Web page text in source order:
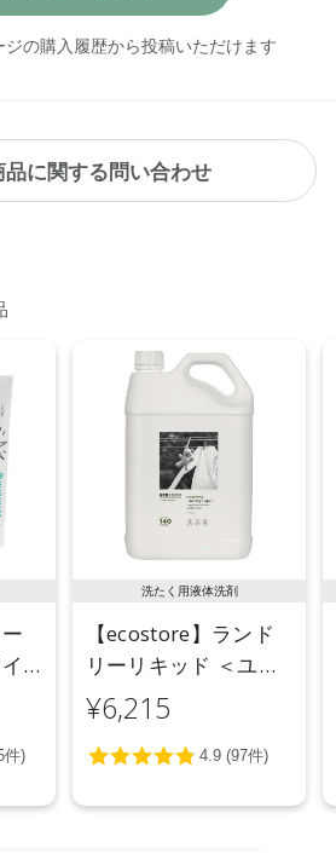
の購入履歴から投稿いただけます
品に関する問い合わせ
洗たく用液体洗剤
【ecostore】ランド
リーリキッド ＜ユー
カリ＞ 5L
¥6,215